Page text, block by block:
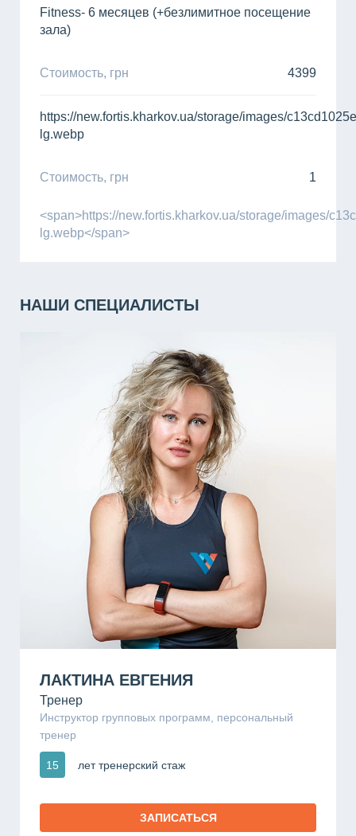
Fitness- 6 месяцев (+безлимитное посещение
зала)
Стоимость, грн 4399
https://new.fortis.kharkov.ua/storage/images/
lg.webp
Стоимость, грн 1
<span>https://new.fortis.kharkov.ua/storage/images/
lg.webp</span>
НАШИ СПЕЦИАЛИСТЫ
ЛАКТИНА ЕВГЕНИЯ
Тренер
Инструктор групповых программ, персональный
тренер
15 лет тренерский стаж
ЗАПИСАТЬСЯ